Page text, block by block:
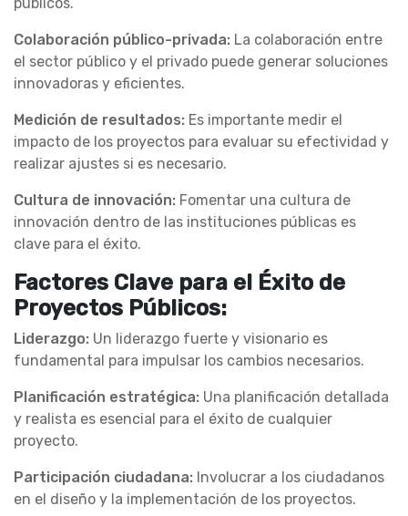
Colaboración público-privada: La colaboración entre
el sector público y el privado puede generar soluciones
innovadoras y eficientes.
Medición de resultados: Es importante medir el
impacto de los proyectos para evaluar su efectividad y
realizar ajustes si es necesario.
Cultura de innovación: Fomentar una cultura de
innovación dentro de las instituciones públicas es
clave para el éxito.
Factores Clave para el Éxito de
Proyectos Públicos:
Liderazgo: Un liderazgo fuerte y visionario es
fundamental para impulsar los cambios necesarios.
Planificación estratégica: Una planificación detallada
y realista es esencial para el éxito de cualquier
proyecto.
Participación ciudadana: Involucrar a los ciudadanos
en el diseño y la implementación de los proyectos.